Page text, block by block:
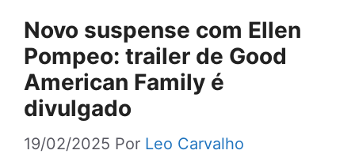
Novo suspense com Ellen
Pompeo: trailer de Good
American Family é
divulgado
19/02/2025 Por Leo Carvalho